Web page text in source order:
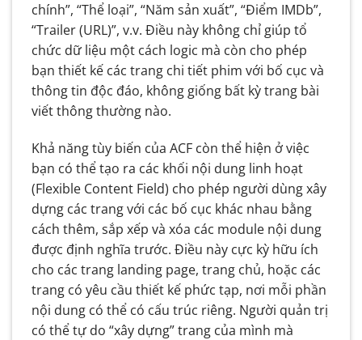
chính”, “Thể loại”, “Năm sản xuất”, “Điểm IMDb”,
“Trailer (URL)”, v.v. Điều này không chỉ giúp tổ
chức dữ liệu một cách logic mà còn cho phép
bạn thiết kế các trang chi tiết phim với bố cục và
thông tin độc đáo, không giống bất kỳ trang bài
viết thông thường nào.
Khả năng tùy biến của ACF còn thể hiện ở việc
bạn có thể tạo ra các khối nội dung linh hoạt
(Flexible Content Field) cho phép người dùng xây
dựng các trang với các bố cục khác nhau bằng
cách thêm, sắp xếp và xóa các module nội dung
được định nghĩa trước. Điều này cực kỳ hữu ích
cho các trang landing page, trang chủ, hoặc các
trang có yêu cầu thiết kế phức tạp, nơi mỗi phần
nội dung có thể có cấu trúc riêng. Người quản trị
có thể tự do “xây dựng” trang của mình mà